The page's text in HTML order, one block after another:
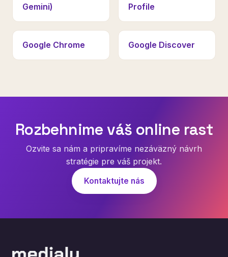
Gemini)
Profile
Google Chrome Google Discover
Rozbehnime váš online rast
Ozvite sa nám a pripravíme nezáväzný návrh
stratégie pre váš projekt.
Kontaktujte nás